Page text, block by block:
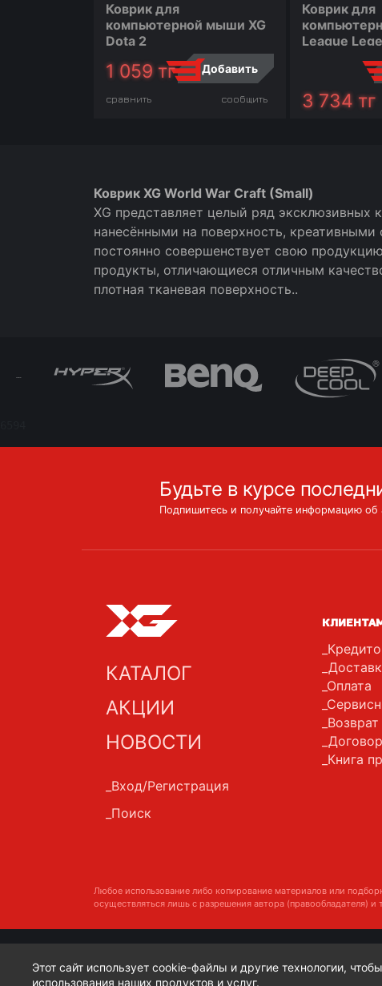
Коврик для
компьютерной мыши XG
Dota 2
Добавить
1 059тг
сравнить сообщить
Коврик для
League
3 734 тг
Коврик XG World War Craft (Small)
XG представляет целый ряд
нанесёнными на поверхность,
постоянно совершенствует свою
продукты, отличающиеся отличным
плотная тканевая поверхность..
Будьте в курсе
Подпишитесь и получайте информацию об
КАТАЛОГ
АКЦИИ
НОВОСТИ
Вход/Регистрация
Поиск
Оплата
Книга
Любое использование либо копирование материалов или
осуществляться лишь с разрешения автора (правообладателя) и
Этот сайт использует cookie-файлы и другие технологии,
использования наших продуктов и услуг.